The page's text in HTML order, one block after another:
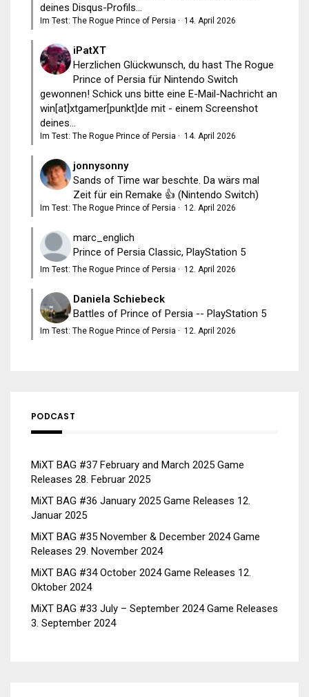
deines Disqus-Profils...
Im Test: The Rogue Prince of Persia · 14. April 2026
iPatXT
Herzlichen Glückwunsch, du hast The Rogue
Prince of Persia für Nintendo Switch
gewonnen! Schick uns bitte eine E-Mail-Nachricht an
win[at]xtgamer[punkt]de mit - einem Screenshot
deines...
Im Test: The Rogue Prince of Persia · 14. April 2026
jonnysonny
Sands of Time war beschte. Da wärs mal
Zeit für ein Remake 👍 (Nintendo Switch)
Im Test: The Rogue Prince of Persia · 12. April 2026
marc_englich
Prince of Persia Classic, PlayStation 5
Im Test: The Rogue Prince of Persia · 12. April 2026
Daniela Schiebeck
Battles of Prince of Persia -- PlayStation 5
Im Test: The Rogue Prince of Persia · 12. April 2026
PODCAST
MiXT BAG #37 February and March 2025 Game
Releases 28. Februar 2025
MiXT BAG #36 January 2025 Game Releases 12.
Januar 2025
MiXT BAG #35 November & December 2024 Game
Releases 29. November 2024
MiXT BAG #34 October 2024 Game Releases 12.
Oktober 2024
MiXT BAG #33 July – September 2024 Game Releases
3. September 2024